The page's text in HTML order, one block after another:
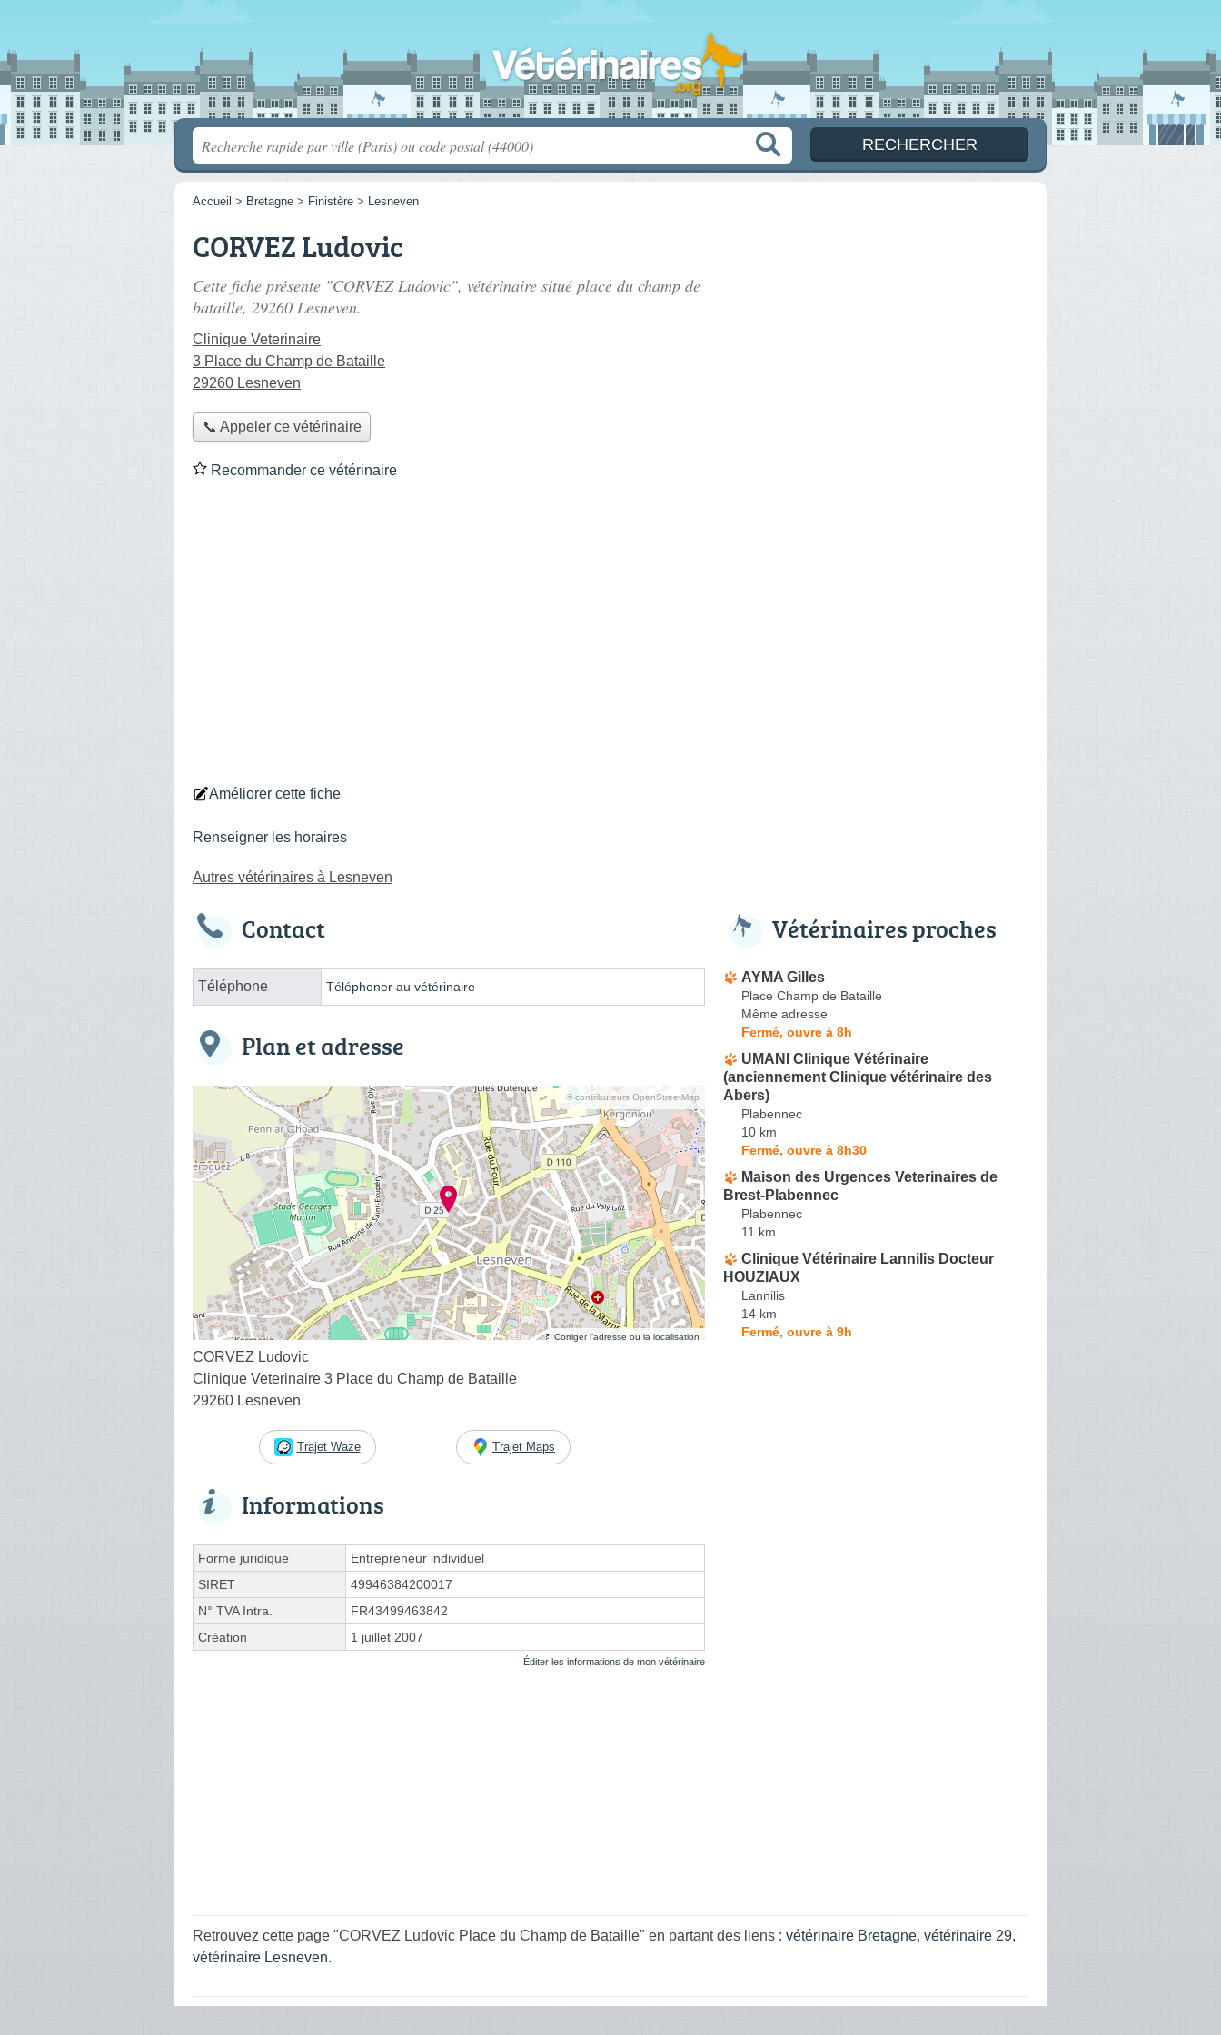
Accueil > Bretagne > Finistère > Lesneven
CORVEZ Ludovic
Cette fiche présente "CORVEZ Ludovic", vétérinaire situé place du champ de
bataille, 29260 Lesneven.
Clinique Veterinaire
3 Place du Champ de Bataille
29260 Lesneven
📞 Appeler ce vétérinaire
Recommander ce vétérinaire
Améliorer cette fiche
Renseigner les horaires
Autres vétérinaires à Lesneven
Contact
Téléphone Téléphoner au vétérinaire
Plan et adresse
© contributeurs OpenStreetMap
Corriger l’adresse ou la localisation
CORVEZ Ludovic
Clinique Veterinaire 3 Place du Champ de Bataille
29260 Lesneven
Trajet Waze Trajet Maps
Informations
Forme juridique
Entrepreneur individuel
SIRET
49946384200017
N° TVA Intra.
FR43499463842
Création
1 juillet 2007
Éditer les informations de mon vétérinaire
Vétérinaires proches
AYMA Gilles
Place Champ de Bataille
Même adresse
Fermé, ouvre à 8h
UMANI Clinique Vétérinaire
(anciennement Clinique vétérinaire des
Abers)
Plabennec
10 km
Fermé, ouvre à 8h30
Maison des Urgences Veterinaires de
Brest-Plabennec
Plabennec
11 km
Clinique Vétérinaire Lannilis Docteur
HOUZIAUX
Lannilis
14 km
Fermé, ouvre à 9h
Retrouvez cette page "CORVEZ Ludovic Place du Champ de Bataille" en partant des liens : vétérinaire Bretagne, vétérinaire 29,
vétérinaire Lesneven.